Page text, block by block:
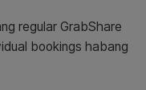
regular GrabShare
bookings habang